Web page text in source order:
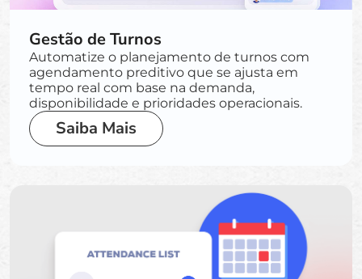
Gestão de Turnos
Automatize o planejamento de turnos com
agendamento preditivo que se ajusta em
tempo real com base na demanda,
disponibilidade e prioridades operacionais.
Saiba Mais